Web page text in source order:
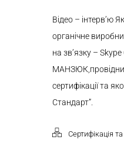
Відео – інтерв’ю
органічне
на зв’язку –
сертифікації та
Стандарт”.
Сертифікація